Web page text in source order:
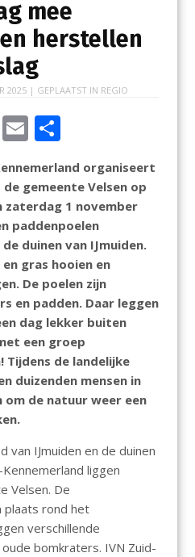
mee
herstellen
2025| GEPLAATST IN REGIO
E
ai
l
D
el
e
n
organiseert
gemeente Velsen op
1 november
paddenpoelen
duinen van IJmuiden.
gras hooien en
De poelen zijn
en padden. Daar leggen
dag lekker buiten
een groep
Tijdens de landelijke
duizenden mensen in
om de natuur weer een
van IJmuiden en de duinen
liggen
Velsen. De
plaats rond het
verschillende
bomkraters. IVN Zuid-